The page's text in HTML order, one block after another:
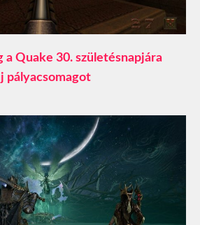
a Quake 30. születésnapjára
pályacsomagot